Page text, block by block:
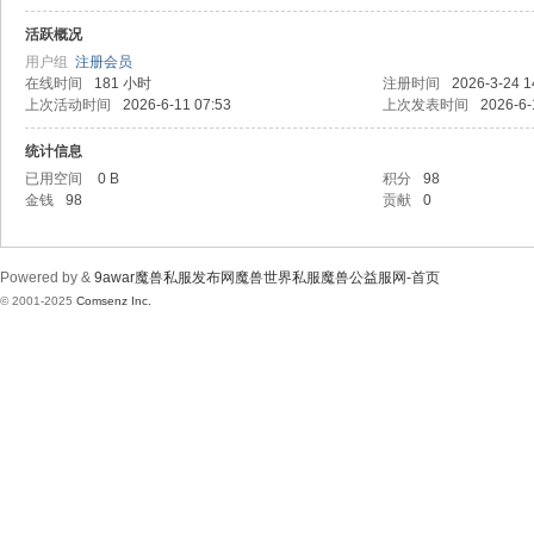
活跃概况
用户组 注册会员
在线时间
181 小时 注册时间
2026-3-24
上次活动时间
2026-6-11 07:53 上次发表时间 2026-
统计信息
已用空间
0 B 积分
98
金钱
98 贡献 0
Powered by & 9awar魔兽私服发布网魔兽世界私服魔兽公益服网-首页
© 2001-2025 Comsenz Inc.